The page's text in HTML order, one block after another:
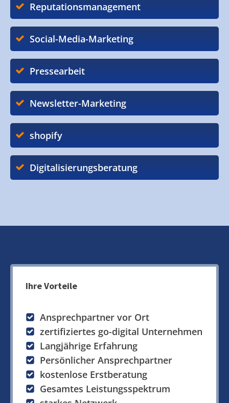
Reputationsmanagement
Social-Media-Marketing
Pressearbeit
Newsletter-Marketing
shopify
Digitalisierungsberatung
Ihre Vorteile
Ansprechpartner vor Ort
zertifiziertes go-digital Unternehmen
Langjährige Erfahrung
Persönlicher Ansprechpartner
kostenlose Erstberatung
Gesamtes Leistungsspektrum